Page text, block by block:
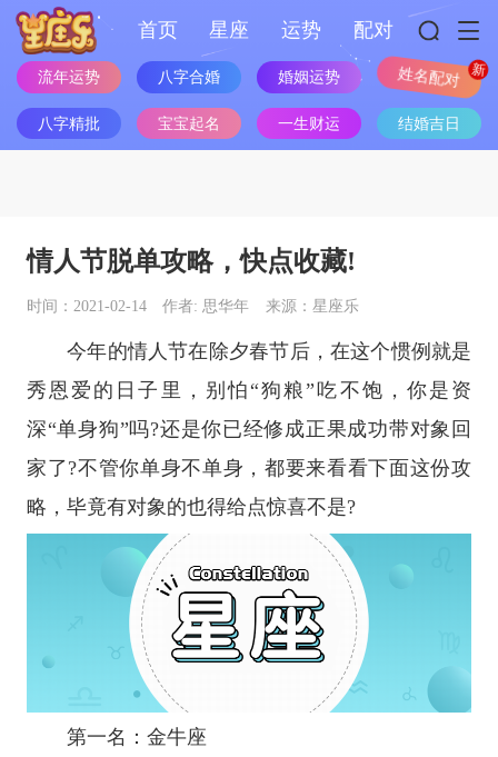
首页 星座 运势 配对
流年运势 八字合婚 婚姻运势 姓名配对
八字精批 宝宝起名 一生财运 结婚吉日
情人节脱单攻略，快点收藏!
时间：2021-02-14 作者: 思华年 来源：星座乐
今年的情人节在除夕春节后，在这个惯例就是
秀恩爱的日子里，别怕“狗粮”吃不饱，你是资
深“单身狗”吗?还是你已经修成正果成功带对象回
家了?不管你单身不单身，都要来看看下面这份攻
略，毕竟有对象的也得给点惊喜不是?
第一名： 金牛座